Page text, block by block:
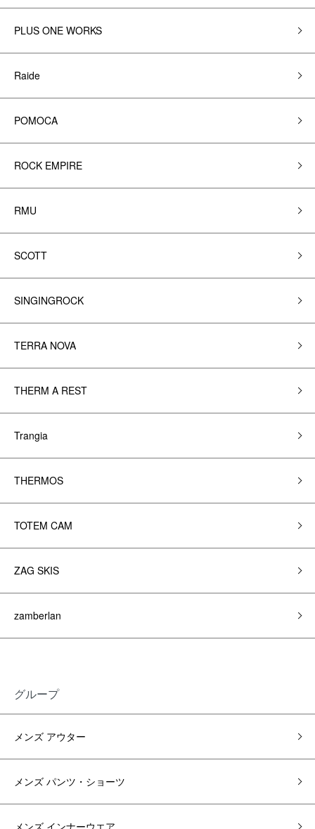
PLUS ONE WORKS
Raide
POMOCA
ROCK EMPIRE
RMU
SCOTT
SINGINGROCK
TERRA NOVA
THERM A REST
Trangia
THERMOS
TOTEM CAM
ZAG SKIS
zamberlan
グループ
メンズ アウター
メンズ パンツ・ショーツ
メンズ インナーウエア